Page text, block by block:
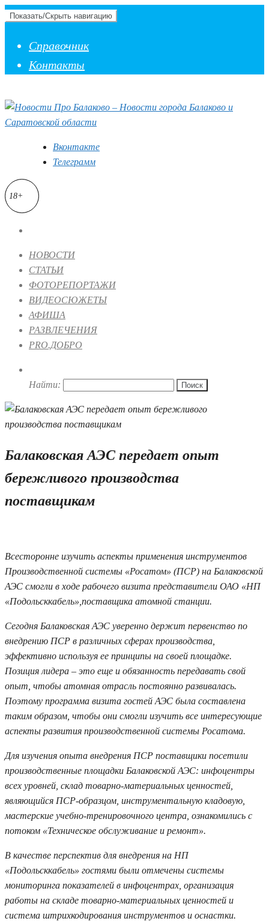
Показать/Скрыть навигацию
Справочник
Контакты
Вконтакте
Телеграмм
18+
НОВОСТИ
СТАТЬИ
ФОТОРЕПОРТАЖИ
ВИДЕОСЮЖЕТЫ
АФИША
РАЗВЛЕЧЕНИЯ
PRO.ДОБРО
Найти:
Балаковская АЭС передает опыт
бережливого производства
поставщикам
Всесторонне изучить аспекты применения инструментов
Производственной системы «Росатом» (ПСР) на Балаковской
АЭС смогли в ходе рабочего визита представители ОАО «НП
«Подольсккабель»,поставщика атомной станции.
Сегодня Балаковская АЭС уверенно держит первенство по
внедрению ПСР в различных сферах производства,
эффективно используя ее принципы на своей площадке.
Позиция лидера – это еще и обязанность передавать свой
опыт, чтобы атомная отрасль постоянно развивалась.
Поэтому программа визита гостей АЭС была составлена
таким образом, чтобы они смогли изучить все интересующие
аспекты развития производственной системы Росатома.
Для изучения опыта внедрения ПСР поставщики посетили
производственные площадки Балаковской АЭС: инфоцентры
всех уровней, склад товарно-материальных ценностей,
являющийся ПСР-образцом, инструментальную кладовую,
мастерские учебно-тренировочного центра, ознакомились с
потоком «Техническое обслуживание и ремонт».
В качестве перспектив для внедрения на НП
«Подольсккабель» гостями были отмечены системы
мониторинга показателей в инфоцентрах, организация
работы на складе товарно-материальных ценностей и
система штрихкодирования инструментов и оснастки.